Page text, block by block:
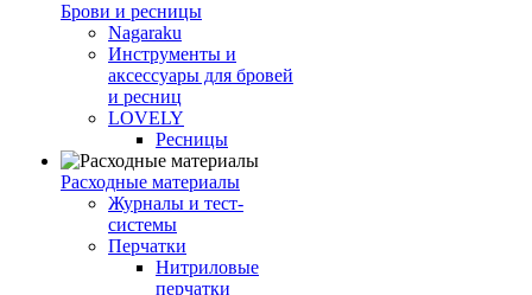
Брови и ресницы
Nagaraku
Инструменты и
аксессуары для бровей
и ресниц
LOVELY
Ресницы
Расходные материалы
Журналы и тест-
системы
Перчатки
Нитриловые
перчатки